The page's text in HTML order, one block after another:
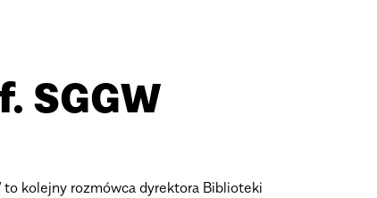
SGGW
to kolejny rozmówca dyrektora Biblioteki